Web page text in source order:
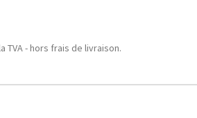
TVA - hors frais de livraison.